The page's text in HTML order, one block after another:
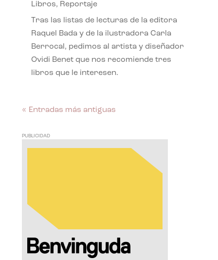
Libros, Reportaje
Tras las listas de lecturas de la editora
Raquel Bada y de la ilustradora Carla
Berrocal, pedimos al artista y diseñador
Ovidi Benet que nos recomiende tres
libros que le interesen.
« Entradas más antiguas
PUBLICIDAD